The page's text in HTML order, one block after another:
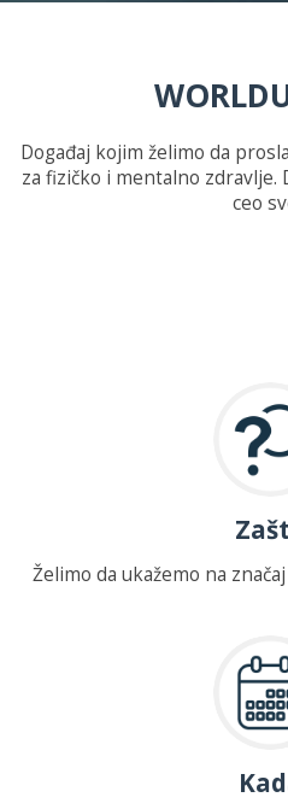
Događaj kojim želimo da
za fizičko i mentalno zdravlje.
ceo
Želimo da ukažemo na